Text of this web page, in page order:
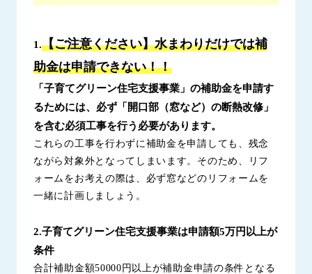
1.【ご注意ください】水まわりだけでは補
助金は申請できない！！
「子育てグリーン住宅支援事業」の補助金を申請す
るためには、必ず 「開口部（窓など）の断熱改修」
を含む必須工事を行う必要があります。
これらの工事を行わずに補助金を申請しても、残念
ながら対象外となってしまいます。そのため、リフ
ォームをお考えの際は、必ず窓などのリフォームを
一緒に計画しましょう。
2.子育てグリーン住宅支援事業は申請額5万円以上が
条件
合計補助金額50000円以上が補助金申請の条件となる